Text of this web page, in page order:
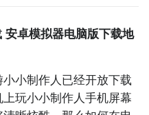
切，在初期的时候需要积
视类型可以让你选择，好
的风格； 点击屏幕就能
多的收益，拍出一些好
： 很多事情都是多向发
卓模拟器电脑版下载地
小制作人已经开放下载
玩小小制作人手机屏幕